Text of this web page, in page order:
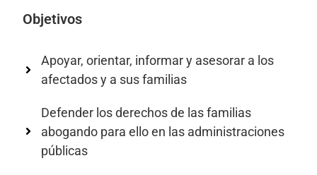
Objetivos
Apoyar, orientar, informar y asesorar a los
afectados y a sus familias
Defender los derechos de las familias
abogando para ello en las administraciones
públicas